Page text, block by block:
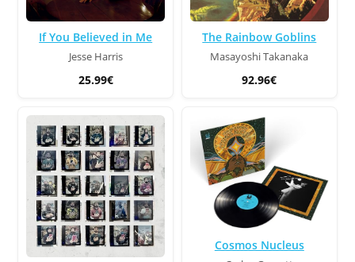
If You Believed in Me
Jesse Harris
25.99€
The Rainbow Goblins
Masayoshi Takanaka
92.96€
Cosmos Nucleus